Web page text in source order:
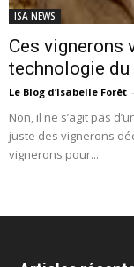
ISA NEWS
Ces vignerons
technologie du
Le Blog d’Isabelle Forêt -
Non, il ne s’agit pas
juste des vignerons
vignerons pour...